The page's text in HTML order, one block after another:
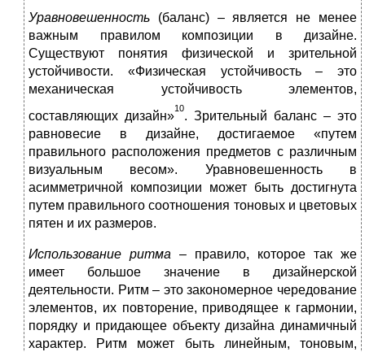
Уравновешенность (баланс) – является не менее
важным правилом композиции в дизайне.
Существуют понятия физической и зрительной
устойчивости. «Физическая устойчивость – это
механическая устойчивость элементов,
составляющих дизайн»
10
. Зрительный баланс – это
равновесие в дизайне, достигаемое «путем
правильного расположения предметов с различным
визуальным весом». Уравновешенность в
асимметричной композиции может быть достигнута
путем правильного соотношения тоновых и цветовых
пятен и их размеров.
Использование ритма – правило, которое так же
имеет большое значение в дизайнерской
деятельности. Ритм – это закономерное чередование
элементов, их повторение, приводящее к гармонии,
порядку и придающее объекту дизайна динамичный
характер. Ритм может быть линейным, тоновым,